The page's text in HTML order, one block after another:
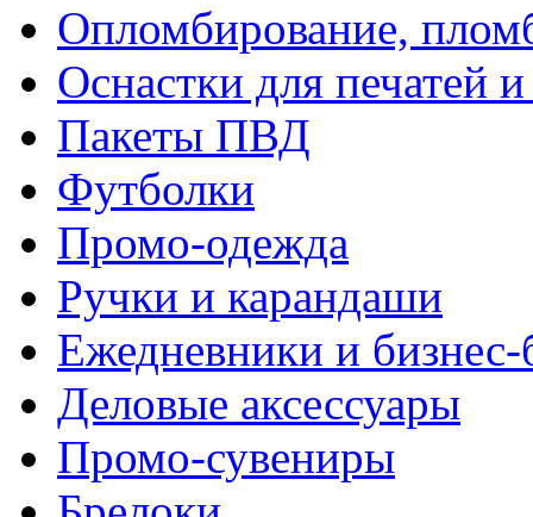
Опломбирование,
Оснастки для печатей
Пакеты ПВД
Футболки
Промо-одежда
Ручки и карандаши
Ежедневники и
Деловые аксессуары
Промо-сувениры